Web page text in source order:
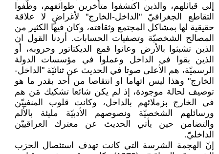
إلى قبائلهم، والذين اكتشفوا متأخرين طوائفهم، وظّفوا
التقاطع الجغرافيّ "الداخل-الخارج" لأغراضٍ لا علاقة
حقيقية لها بمشاكل المجتمع وثقافته، وكان فيها الكثير من
المصالح الشخصيّة وتصفيات الحسابات. أردنا القول ان
الذين تشبثوا بالأرض وعانوا قمع الديكتاتور وحروبه، أو
الذين بقوا في الداخل وعملوا في مؤسسات الدولة
الرسميّة، هم الأعلى صوتا في الحديث عن ثنائيّة "الداخل-
الخارج" وهذا ليس اتهاما او انتقاصا من أحد بقدر ما هو
توصيف لحالة موجودة، إذ لم يكن شائعا تشكيك مَن هم
في الخارج بزملائهم بالداخل، وكانت قلوب المنفييّن
ورسائلهم الشخصيّة ونصوصهم الأدبيّة مليئة بالألم
والتضامن حين يأتي الحديث عن معترك العراقييّن
الداخليّ.
إنّ الهجمة الشرسة التي كانت تهدف استئصال الحزب